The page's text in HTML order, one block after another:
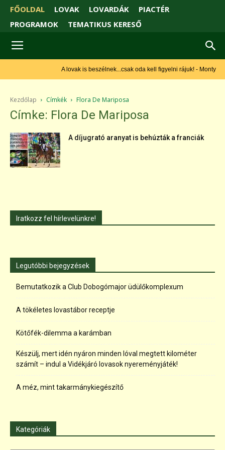
FŐOLDAL LOVAK LOVARDÁK
PIACTÉR
PROGRAMOK
TEMATIKUS KERESŐ
A lovak is beszélnek...csak oda kell figyelni rájuk! - Monty Roberts
Kezdőlap Címkék Flora De Mariposa
Címke: Flora De Mariposa
A díjugrató aranyat is behúzták a franciák
Iratkozz fel hírlevelünkre!
Legutóbbi bejegyzések
Bemutatkozik a Club Dobogómajor üdülőkomplexum
A tökéletes lovastábor receptje
Kötőfék-dilemma a karámban
Készülj, mert idén nyáron minden lóval megtett kilométer
számít – indul a Vidékjáró lovasok nyereményjáték!
A méz, mint takarmánykiegészítő
Kategóriák